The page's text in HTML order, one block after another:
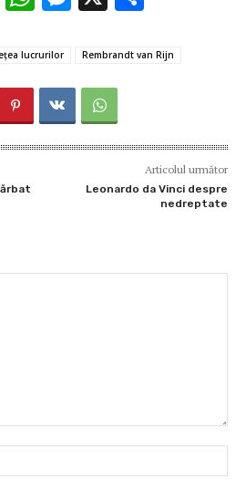
at
s
A
p
se
n
g
er
ta
ă
lucrurilor Rembrandt van Rijn
Articolul următor
Leonardo da Vinci despre
nedreptate